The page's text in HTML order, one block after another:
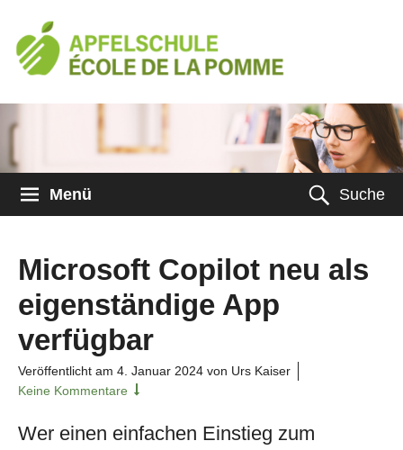
Menü Suche
Microsoft Copilot neu als
eigenständige App
verfügbar
Veröffentlicht am 4. Januar 2024 von Urs Kaiser
Keine Kommentare
Wer einen einfachen Einstieg zum